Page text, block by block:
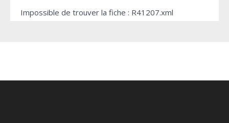
Impossible de trouver la fiche : R41207.xml